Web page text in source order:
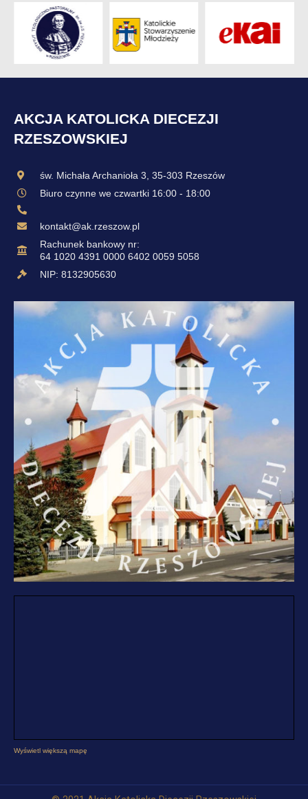
Wyświetl większą mapę
AKCJA KATOLICKA DIECEZJI
RZESZOWSKIEJ
św. Michała Archanioła 3, 35-303 Rzeszów
Biuro czynne we czwartki 16:00 - 18:00
kontakt@ak.rzeszow.pl
Rachunek bankowy nr:
64 1020 4391 0000 6402 0059 5058
NIP: 8132905630